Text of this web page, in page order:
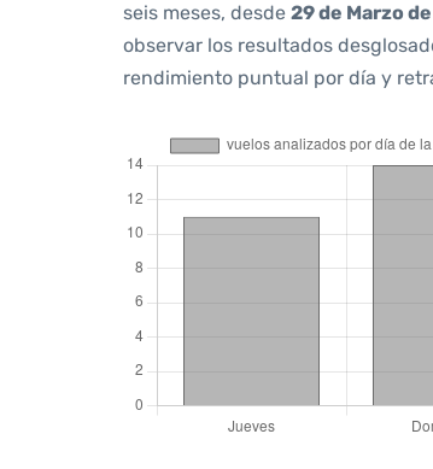
seis meses, desde 29 de Marzo
observar los resultados
rendimiento puntual por día y